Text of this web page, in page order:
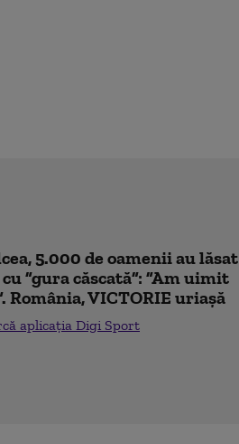
5.000 de oamenii au lăsat
”gura căscată”: ”Am uimit
România, VICTORIE uriașă
aplicația Digi Sport